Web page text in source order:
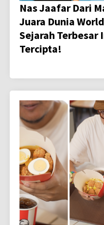
Nas Jaafar Dari
Juara Dunia
Sejarah Terbesar
Tercipta!